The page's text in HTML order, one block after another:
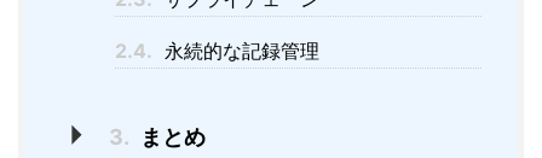
2.4. 永続的な記録管理
3. まとめ